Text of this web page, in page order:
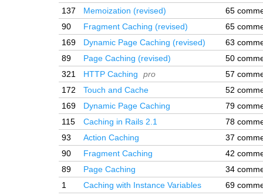
137
Memoization (revised)
65
90
Fragment Caching (revised)
65
169
Dynamic Page Caching (revised)
63
89
Page Caching (revised)
50
321
HTTP Caching pro
57
172
Touch and Cache
52
169
Dynamic Page Caching
79
115
Caching in Rails 2.1
78
93
Action Caching
37
90
Fragment Caching
42
89
Page Caching
34
1
Caching with Instance Variables 69